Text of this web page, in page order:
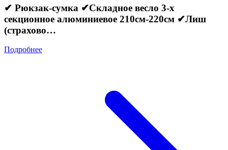
✔ Рюкзак-сумка ✔Складное весло 3-х
секционное алюминиевое 210см-220см ✔Лиш
(страхово…
Подробнее